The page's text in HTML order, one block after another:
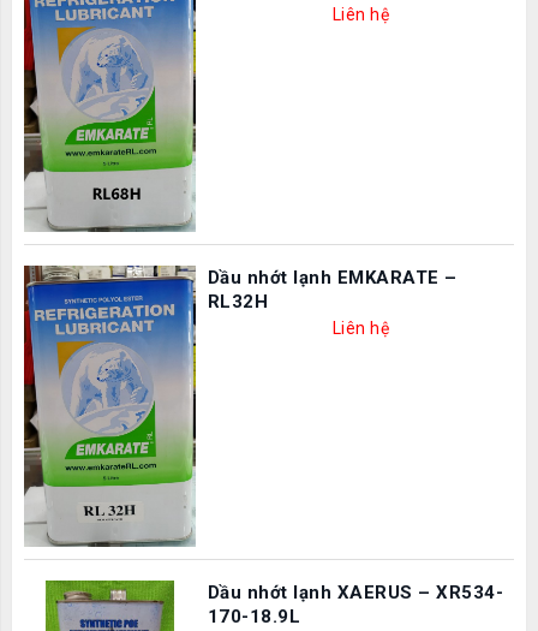
Liên hệ
Dầu nhớt lạnh EMKARATE –
RL32H
Liên hệ
Dầu nhớt lạnh XAERUS – XR534-
170-18.9L